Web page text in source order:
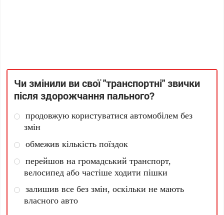
Чи змінили ви свої "транспортні" звички
після здорожчання пального?
продовжую користуватися автомобілем без
змін
обмежив кількість поїздок
перейшов на громадський транспорт,
велосипед або частіше ходити пішки
залишив все без змін, оскільки не мають
власного авто